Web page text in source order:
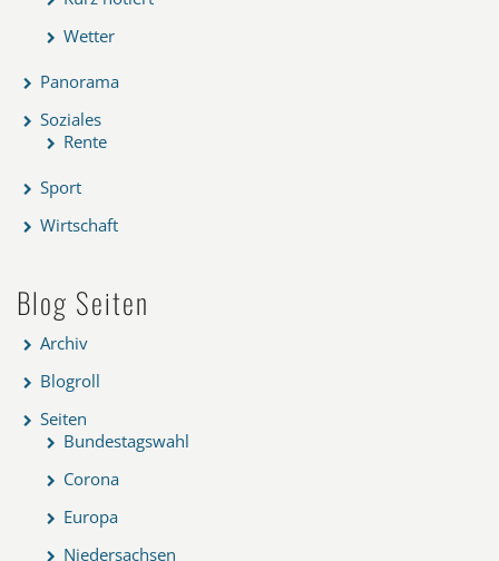
Wetter
Panorama
Soziales
Rente
Sport
Wirtschaft
Blog Seiten
Archiv
Blogroll
Seiten
Bundestagswahl
Corona
Europa
Niedersachsen